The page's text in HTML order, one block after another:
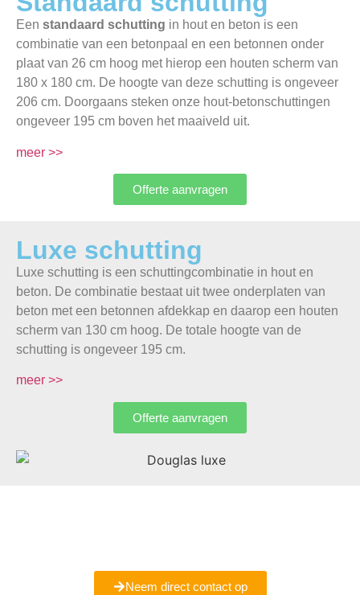
Een standaard schutting in hout en beton is een
combinatie van een betonpaal en een betonnen onder
plaat van 26 cm hoog met hierop een houten scherm van
180 x 180 cm. De hoogte van deze schutting is ongeveer
206 cm. Doorgaans steken onze hout-betonschuttingen
ongeveer 195 cm boven het maaiveld uit.
meer >>
Offerte aanvragen
Luxe schutting
Luxe schutting is een schuttingcombinatie in hout en
beton. De combinatie bestaat uit twee onderplaten van
beton met een betonnen afdekkap en daarop een houten
scherm van 130 cm hoog. De totale hoogte van de
schutting is ongeveer 195 cm.
meer >>
Offerte aanvragen
Neem direct contact op